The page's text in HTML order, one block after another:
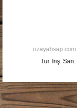
ozayahsap.com
Tur. İnş.